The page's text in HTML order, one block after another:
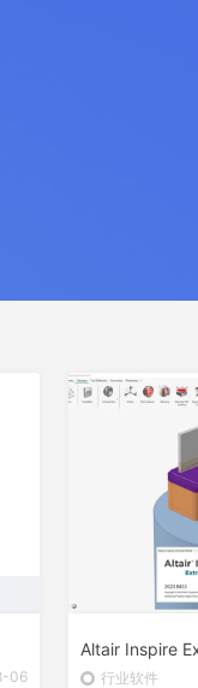
06
Altair Inspire
行业软件